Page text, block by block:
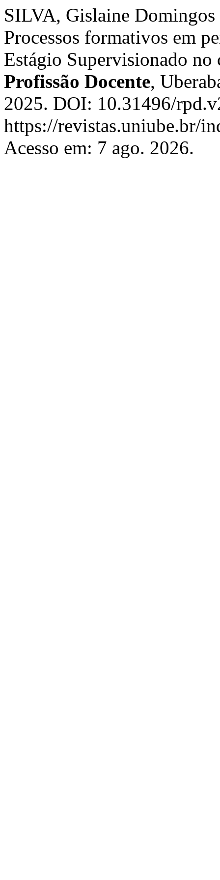
SILVA, Gislaine
Processos formativos em
Estágio Supervisionado no
Profissão Docente,
2025. DOI: 10.31496/
https://revistas.uniube.br/
Acesso em: 7 ago. 2026.